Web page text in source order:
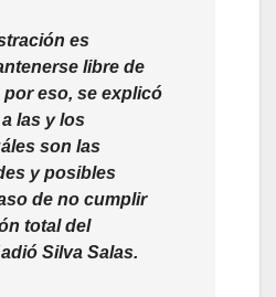
es
libre de
eso, se explicó
las y los
son las
y posibles
de no cumplir
total del
Silva Salas.